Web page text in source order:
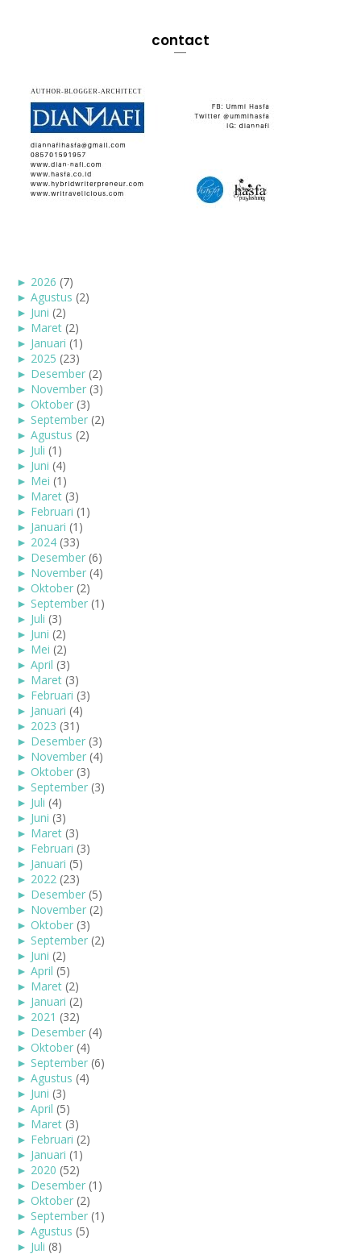
contact
► 2026 (7)
► Agustus (2)
► Juni (2)
► Maret (2)
► Januari (1)
► 2025 (23)
► Desember (2)
► November (3)
► Oktober (3)
► September (2)
► Agustus (2)
► Juli (1)
► Juni (4)
► Mei (1)
► Maret (3)
► Februari (1)
► Januari (1)
► 2024 (33)
► Desember (6)
► November (4)
► Oktober (2)
► September (1)
► Juli (3)
► Juni (2)
► Mei (2)
► April (3)
► Maret (3)
► Februari (3)
► Januari (4)
► 2023 (31)
► Desember (3)
► November (4)
► Oktober (3)
► September (3)
► Juli (4)
► Juni (3)
► Maret (3)
► Februari (3)
► Januari (5)
► 2022 (23)
► Desember (5)
► November (2)
► Oktober (3)
► September (2)
► Juni (2)
► April (5)
► Maret (2)
► Januari (2)
► 2021 (32)
► Desember (4)
► Oktober (4)
► September (6)
► Agustus (4)
► Juni (3)
► April (5)
► Maret (3)
► Februari (2)
► Januari (1)
► 2020 (52)
► Desember (1)
► Oktober (2)
► September (1)
► Agustus (5)
► Juli (8)